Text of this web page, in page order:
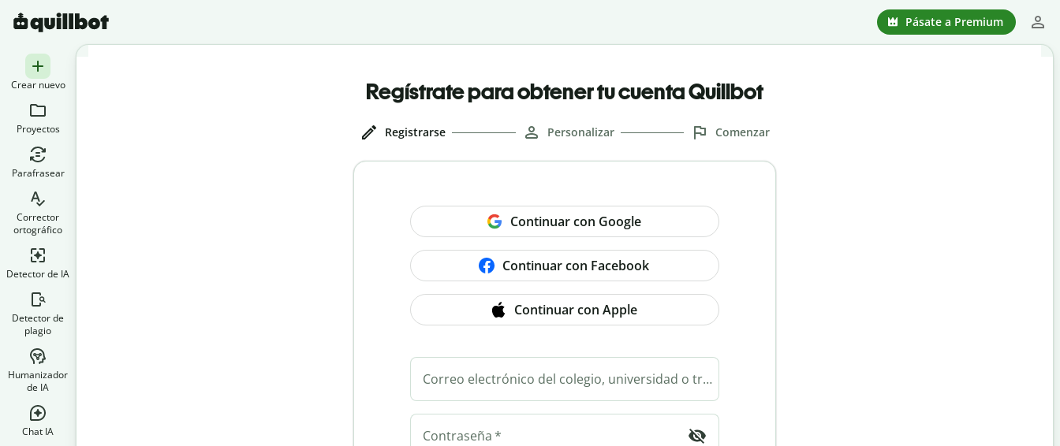
Pásate a Premium
Crear nuevo
Proyectos
Parafrasear
Corrector
ortográfico
Detector de IA
Detector de
plagio
Humanizador
de IA
Chat IA
Regístrate para obtener tu cuenta Quillbot
Registrarse Personalizar Comenzar
Continuar con Google
Continuar con Facebook
Continuar con Apple
Correo electrónico del colegio, universidad o trabajo
Contraseña *